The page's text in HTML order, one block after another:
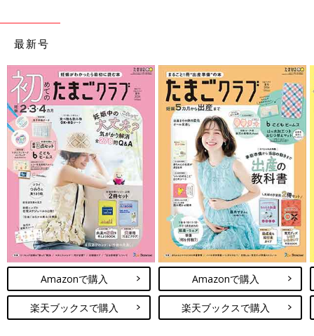
最新号
Amazonで購入
楽天ブックスで購入
Amazonで購入
楽天ブックスで購入